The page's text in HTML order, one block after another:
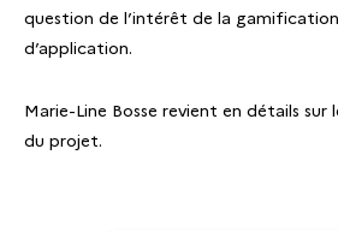
question de l’intérêt de la
d’application.
Marie-Line Bosse revient en détails
du projet.